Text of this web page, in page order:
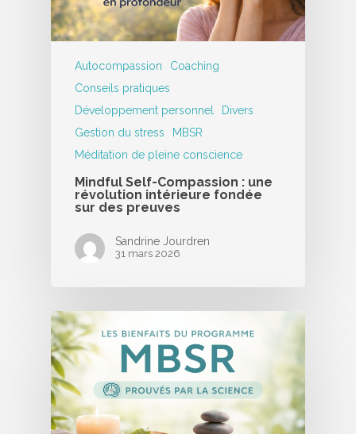
Autocompassion
Coaching
Conseils pratiques
Développement personnel
Divers
Gestion du stress
MBSR
Méditation de pleine conscience
Mindful Self-Compassion : une
révolution intérieure fondée
sur des preuves
Sandrine Jourdren
31 mars 2026